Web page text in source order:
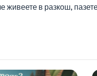
в разкош, пазете